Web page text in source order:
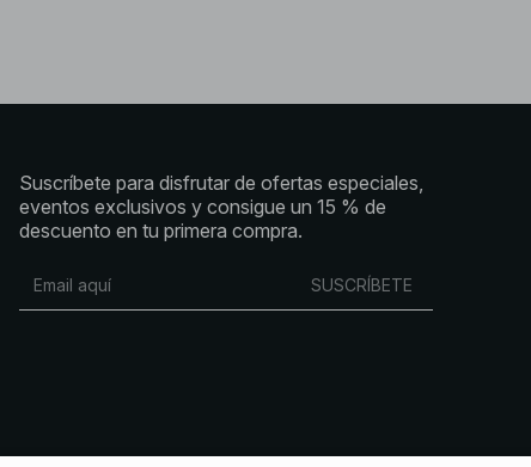
Suscríbete para disfrutar de ofertas especiales,
eventos exclusivos y consigue un 15 % de
descuento en tu primera compra.
SUSCRÍBETE